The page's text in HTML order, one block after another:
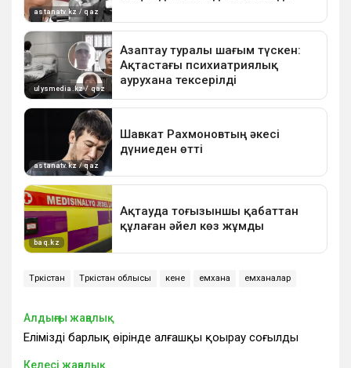
Түркістан Түркістан облысы кене емхана емханалар
Алдыңғы жаңалық
Еліміздің барлық өңірінде алғашқы қоңырау соғылды
Келесі жаңалық